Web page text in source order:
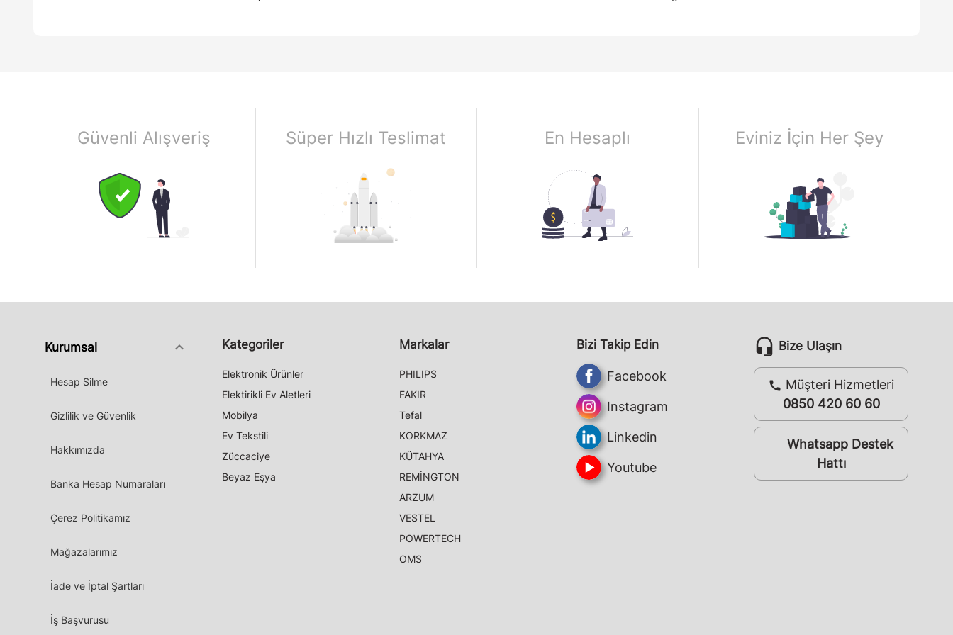
Güvenli Alışveriş Süper Hızlı Teslimat En Hesaplı Eviniz İçin Her Şey
Kurumsal keyboard_arrow_down
Hesap Silme
Gizlilik ve Güvenlik
Hakkımızda
Banka Hesap Numaraları
Çerez Politikamız
Mağazalarımız
İade ve İptal Şartları
İş Başvurusu
Kategoriler
Elektronik Ürünler
Elektirikli Ev Aletleri
Mobilya
Ev Tekstili
Züccaciye
Beyaz Eşya
Markalar
PHILIPS
FAKIR
Tefal
KORKMAZ
KÜTAHYA
REMİNGTON
ARZUM
VESTEL
POWERTECH
OMS
Bizi Takip Edin
Facebook
Instagram
Linkedin
Youtube
headset_mic Bize Ulaşın
call Müşteri Hizmetleri
0850 420 60 60
whatsappWhatsapp Destek
Hattı